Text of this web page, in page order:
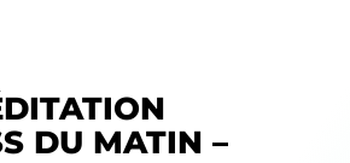
DU MATIN –